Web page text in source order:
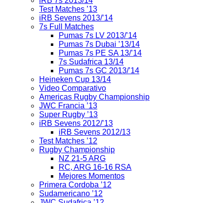
Test Matches ’13
iRB Sevens 2013/’14
7s Full Matches
Pumas 7s LV 2013/’14
Pumas 7s Dubai ’13/14
Pumas 7s PE SA 13/’14
7s Sudafrica 13/14
Pumas 7s GC 2013/’14
Heineken Cup 13/14
Video Comparativo
Americas Rugby Championship
JWC Francia ’13
Super Rugby ’13
iRB Sevens 2012/’13
iRB Sevens 2012/13
Test Matches ’12
Rugby Championship
NZ 21-5 ARG
RC, ARG 16-16 RSA
Mejores Momentos
Primera Cordoba ’12
Sudamericano ’12